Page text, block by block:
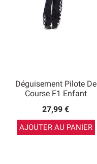
Déguisement Pilote De
Course F1 Enfant
27,99 €
AJOUTER AU PANIER